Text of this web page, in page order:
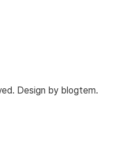
Design by blogtem.